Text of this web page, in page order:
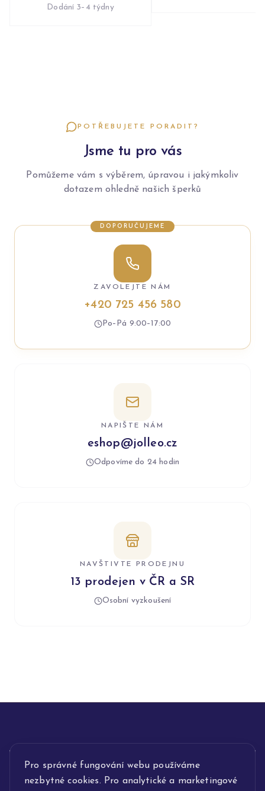
Pro správné fungování webu používáme
nezbytné cookies. Pro analytické a marketingové
Dodání 3–4 týdny
POTŘEBUJETE PORADIT?
Jsme tu pro vás
Pomůžeme vám s výběrem, úpravou i jakýmkoliv
dotazem ohledně našich šperků
DOPORUČUJEME
ZAVOLEJTE NÁM
+420 725 456 580
Po–Pá 9:00–17:00
NAPIŠTE NÁM
eshop@jolleo.cz
Odpovíme do 24 hodin
NAVŠTIVTE PRODEJNU
13 prodejen v ČR a SR
Osobní vyzkoušení
INFORMACE